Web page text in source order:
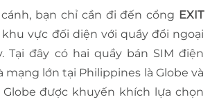
bạn chỉ cần đi đến cổng EXIT
khu vực đối diện với quầy đổi ngoại
Tại đây có hai quầy bán SIM điện
mạng lớn tại Philippines là Globe và
Globe được khuyến khích lựa chọn